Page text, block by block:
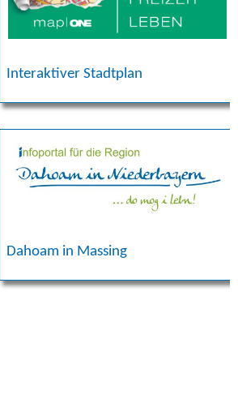
Interaktiver Stadtplan
Dahoam in Massing